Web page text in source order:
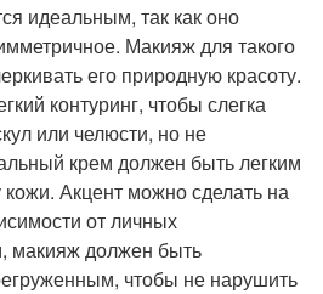
идеальным, так как оно
Макияж для такого
его природную красоту.
контуринг, чтобы слегка
или челюсти, но не
крем должен быть легким
кожи. Акцент можно сделать на
от личных
макияж должен быть
чтобы не нарушить